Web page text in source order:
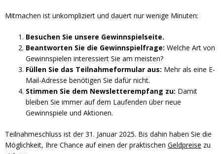
Mitmachen ist unkompliziert und dauert nur wenige Minuten:
Besuchen Sie unsere Gewinnspielseite.
Beantworten Sie die Gewinnspielfrage: Welche Art von
Gewinnspielen interessiert Sie am meisten?
Füllen Sie das Teilnahmeformular aus: Mehr als eine E-
Mail-Adresse benötigen Sie dafür nicht.
Stimmen Sie dem Newsletterempfang zu: Damit
bleiben Sie immer auf dem Laufenden über neue
Gewinnspiele und Aktionen.
Teilnahmeschluss ist der 31. Januar 2025. Bis dahin haben Sie die
Möglichkeit, Ihre Chance auf einen der praktischen Geldpreise zu